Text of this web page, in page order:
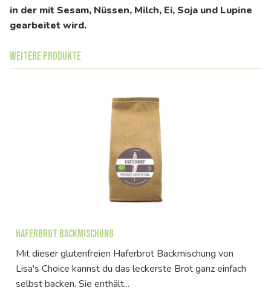
in der mit Sesam, Nüssen, Milch, Ei, Soja und Lupine
gearbeitet wird.
Weitere Produkte
Haferbrot Backmischung
Mit dieser glutenfreien Haferbrot Backmischung von
Lisa's Choice kannst du das leckerste Brot ganz einfach
selbst backen. Sie enthält...